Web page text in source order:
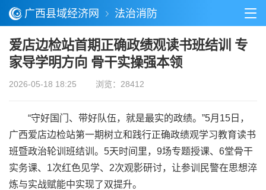
广西县域经济网 法治消防
爱店边检站首期正确政绩观读书班结训 专
家导学明方向 骨干实操强本领
2026-05-18 18:25 浏览：28412
“守好国门、带好队伍，就是最实的政绩。”5月15日，
广西爱店边检站第一期树立和践行正确政绩观学习教育读书
班暨政治轮训班结训。5天时间里，9场专题授课、6堂骨干
实务课、1次红色见学、2次观影研讨，让参训民警在思想淬
炼与实战赋能中实现了双提升。